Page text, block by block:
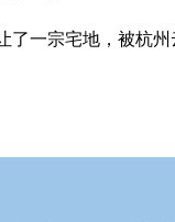
一宗宅地，被杭